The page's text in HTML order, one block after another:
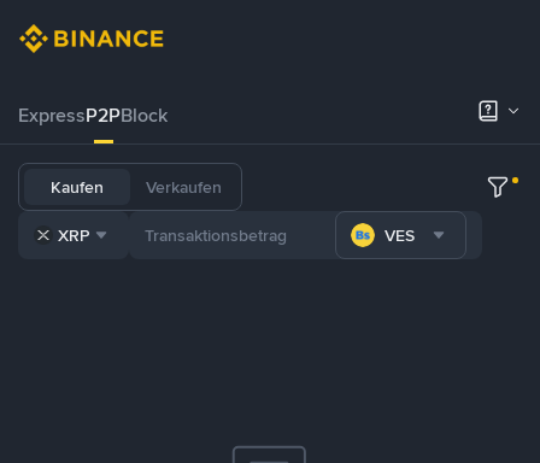
ExpressP2PBlock
Kaufen Verkaufen
XRP VES